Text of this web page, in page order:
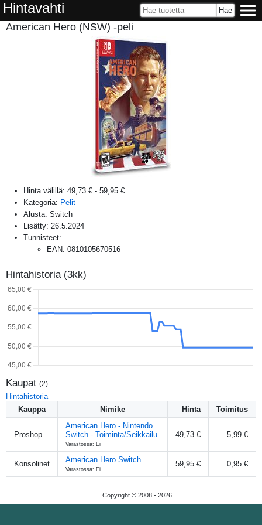
Hintavahti
American Hero (NSW) -peli
Hinta välillä: 49,73 € - 59,95 €
Kategoria: Pelit
Alusta: Switch
Lisätty: 26.5.2024
Tunnisteet:
EAN: 0810105670516
Hintahistoria (3kk)
Kaupat (2)
Hintahistoria
Kauppa
Nimike Hinta Toimitus
Proshop
American Hero - Nintendo
Switch - Toiminta/Seikkailu
Varastossa: Ei
49,73 € 5,99 €
Konsolinet American Hero Switch
Varastossa: Ei
59,95 € 0,95 €
Copyright © 2008 - 2026